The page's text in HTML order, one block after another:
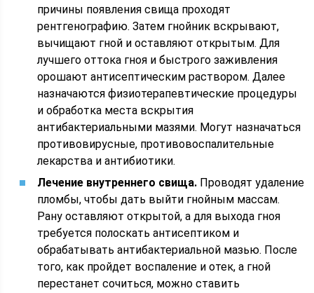
причины появления свища проходят
рентгенографию. Затем гнойник вскрывают,
вычищают гной и оставляют открытым. Для
лучшего оттока гноя и быстрого заживления
орошают антисептическим раствором. Далее
назначаются физиотерапевтические процедуры
и обработка места вскрытия
антибактериальными мазями. Могут назначаться
противовирусные, противовоспалительные
лекарства и антибиотики.
Лечение внутреннего свища. Проводят удаление
пломбы, чтобы дать выйти гнойным массам.
Рану оставляют открытой, а для выхода гноя
требуется полоскать антисептиком и
обрабатывать антибактериальной мазью. После
того, как пройдет воспаление и отек, а гной
перестанет сочиться, можно ставить